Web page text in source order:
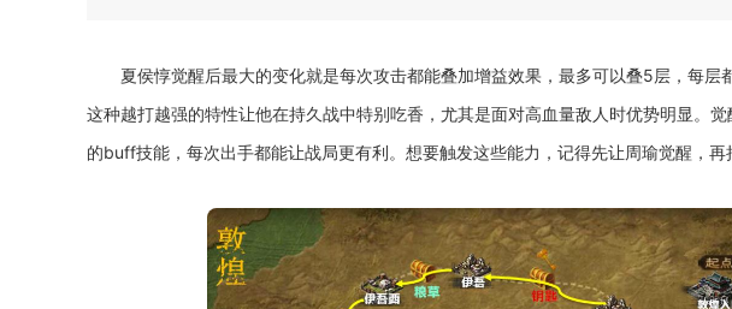
夏侯惇觉醒后最大的变化就是每次攻击都能叠加增益效果，最多可以叠5层，每层
这种越打越强的特性让他在持久战中特别吃香，尤其是面对高血量敌人时优势明显。
的buff技能，每次出手都能让战局更有利。想要触发这些能力，记得先让周瑜觉醒，再